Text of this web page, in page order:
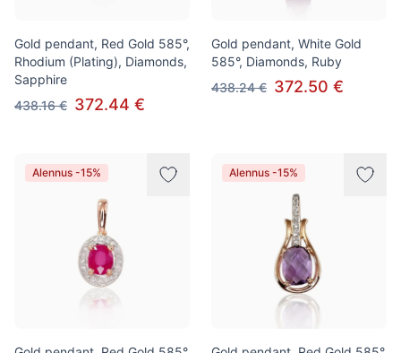
Gold pendant, Red Gold 585°,
Rhodium (Plating), Diamonds,
Sapphire
438.16 € 372.44 €
Gold pendant, White Gold
585°, Diamonds, Ruby
438.24 € 372.50 €
Alennus -15% Alennus -15%